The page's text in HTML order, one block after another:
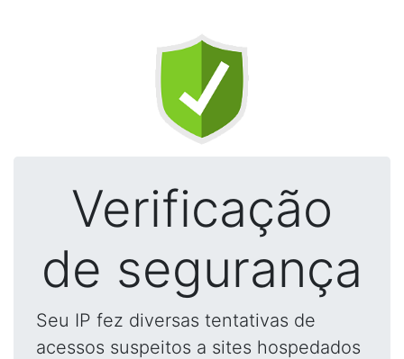
Verificação
de segurança
Seu IP fez diversas tentativas de
acessos suspeitos a sites hospedados